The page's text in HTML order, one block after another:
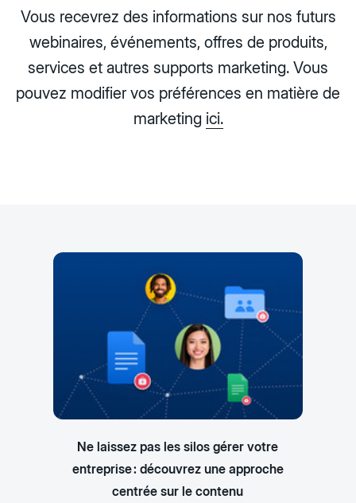
Vous recevrez des informations sur nos futurs
webinaires, événements, offres de produits,
services et autres supports marketing. Vous
pouvez modifier vos préférences en matière de
marketing ici.
Ne laissez pas les silos gérer votre
entreprise : découvrez une approche
centrée sur le contenu